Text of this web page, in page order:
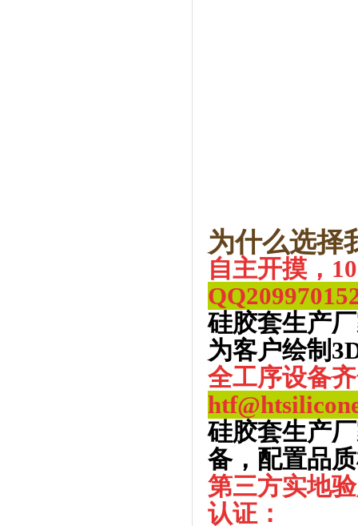
为什么选择
自主开摸，
QQ
硅胶套生产
为客户绘制
全工序设备
硅胶套生产
备，配置品
第三方实地
认证：